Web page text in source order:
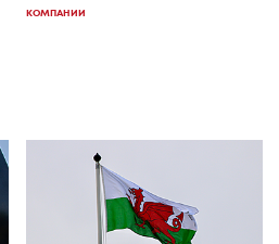
КОМПАНИИ